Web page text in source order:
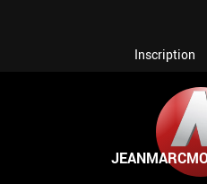
Inscription